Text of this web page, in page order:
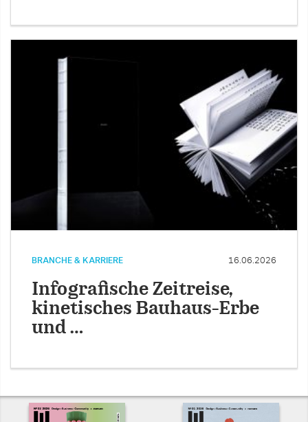
BRANCHE & KARRIERE 16.06.2026
Infografische Zeitreise,
kinetisches Bauhaus-Erbe
und …